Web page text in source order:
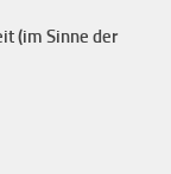
(im Sinne der